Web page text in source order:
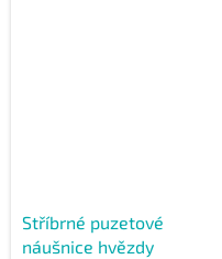
Stříbrné puzetové
náušnice hvězdy